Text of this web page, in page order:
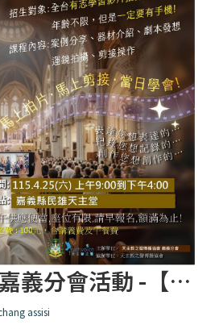
2026/4/25嘉義分會活動 -【手機也能拍大片！一機在手，你就是大導演】
assisi